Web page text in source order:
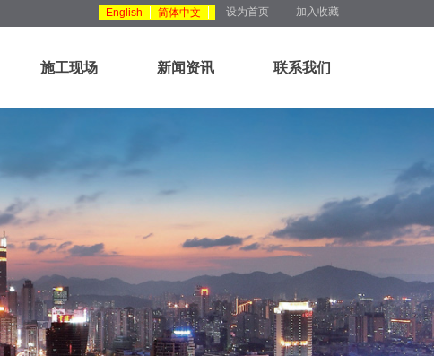
English 简体中文 设为首页 加入收藏
施工现场 新闻资讯 联系我们